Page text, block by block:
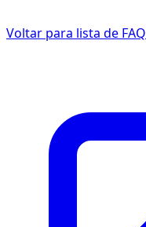
Voltar para lista de FAQ